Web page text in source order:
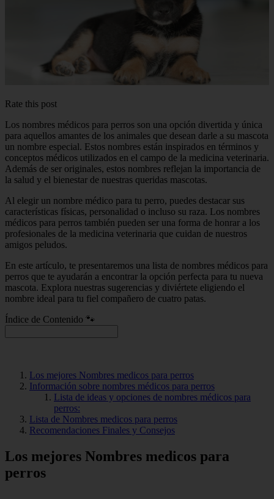
Rate this post
Los nombres médicos para perros son una opción divertida y única
para aquellos amantes de los animales que desean darle a su mascota
un nombre especial. Estos nombres están inspirados en términos y
conceptos médicos utilizados en el campo de la medicina veterinaria.
Además de ser originales, estos nombres reflejan la importancia de
la salud y el bienestar de nuestras queridas mascotas.
Al elegir un nombre médico para tu perro, puedes destacar sus
características físicas, personalidad o incluso su raza. Los nombres
médicos para perros también pueden ser una forma de honrar a los
profesionales de la medicina veterinaria que cuidan de nuestros
amigos peludos.
En este artículo, te presentaremos una lista de nombres médicos para
perros que te ayudarán a encontrar la opción perfecta para tu nueva
mascota. Explora nuestras sugerencias y diviértete eligiendo el
nombre ideal para tu fiel compañero de cuatro patas.
Índice de Contenido 🐾
Los mejores Nombres medicos para perros
Información sobre nombres médicos para perros
Lista de ideas y opciones de nombres médicos para
perros:
Lista de Nombres medicos para perros
Recomendaciones Finales y Consejos
Los mejores Nombres medicos para
perros